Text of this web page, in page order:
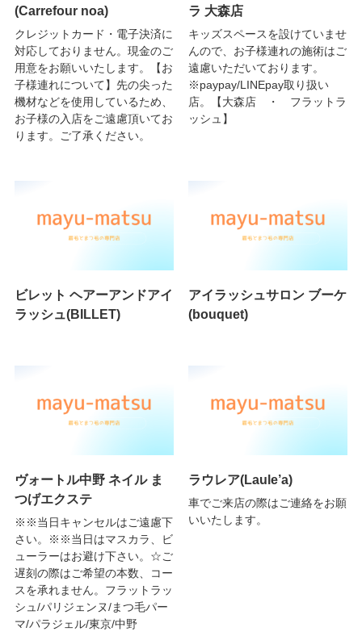
(Carrefour noa)
クレジットカード・電子決済に
対応しておりません。現金のご
用意をお願いいたします。【お
子様連れについて】先の尖った
機材などを使用しているため、
お子様の入店をご遠慮頂いてお
ります。ご了承ください。
ラ 大森店
キッズスペースを設けていませ
んので、お子様連れの施術はご
遠慮いただいております。
※paypay/LINEpay取り扱い
店。【大森店 ・ フラットラ
ッシュ】
ビレット ヘアーアンドアイ
ラッシュ(BILLET)
アイラッシュサロン ブーケ
(bouquet)
ヴォートル中野 ネイル ま
つげエクステ
※※当日キャンセルはご遠慮下
さい。※※当日はマスカラ、ビ
ューラーはお避け下さい。☆ご
遅刻の際はご希望の本数、コー
スを承れません。フラットラッ
シュ/パリジェンヌ/まつ毛パー
マ/パラジェル/東京/中野
ラウレア(Laule’a)
車でご来店の際はご連絡をお願
いいたします。